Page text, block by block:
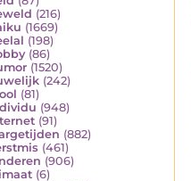
(216)
(1669)
(198)
(86)
(1520)
(242)
(81)
(948)
(91)
(882)
(461)
(906)
(6)